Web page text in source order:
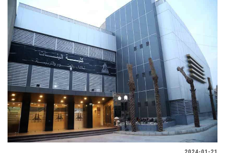
الإعلام
تواصل معنا
الطلاب
هيئة التدريس
الدراسات العليا